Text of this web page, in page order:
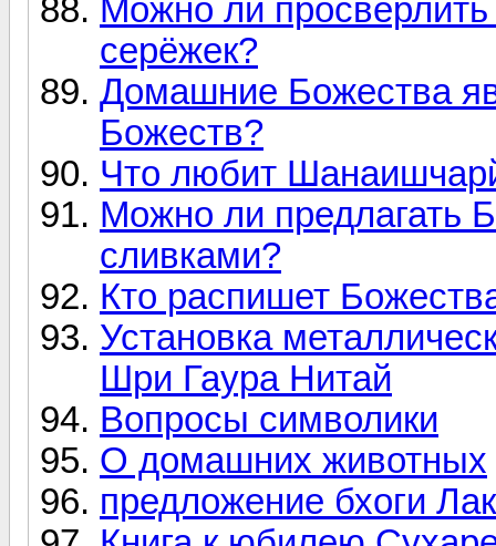
Можно ли
серёжек?
Домашние Божества
Божеств?
Что любит
Можно ли предлагать
сливками?
Кто распишет
Установка
Шри Гаура Нитай
Вопросы символики
О домашних животных
предложение бхоги